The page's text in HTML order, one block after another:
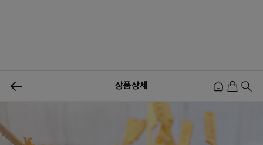
상품상세